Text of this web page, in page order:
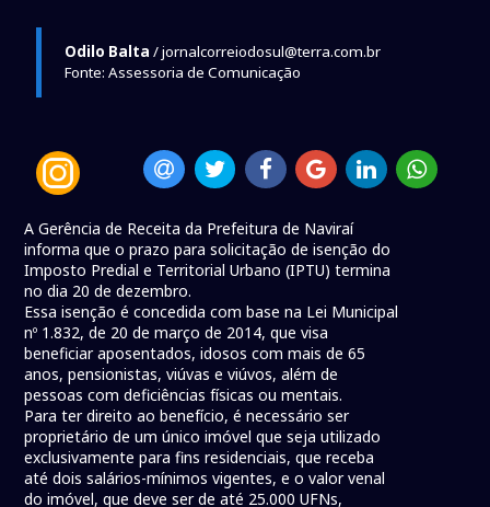
Odilo Balta / jornalcorreiodosul@terra.com.br
Fonte: Assessoria de Comunicação
A Gerência de Receita da Prefeitura de Naviraí
informa que o prazo para solicitação de isenção do
Imposto Predial e Territorial Urbano (IPTU) termina
no dia 20 de dezembro.
Essa isenção é concedida com base na Lei Municipal
nº 1.832, de 20 de março de 2014, que visa
beneficiar aposentados, idosos com mais de 65
anos, pensionistas, viúvas e viúvos, além de
pessoas com deficiências físicas ou mentais.
Para ter direito ao benefício, é necessário ser
proprietário de um único imóvel que seja utilizado
exclusivamente para fins residenciais, que receba
até dois salários-mínimos vigentes, e o valor venal
do imóvel, que deve ser de até 25.000 UFNs,